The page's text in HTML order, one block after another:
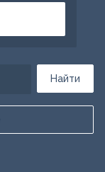
Найти